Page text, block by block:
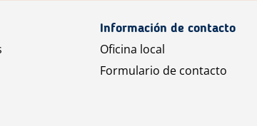
Información de contacto
Oficina local
Formulario de contacto